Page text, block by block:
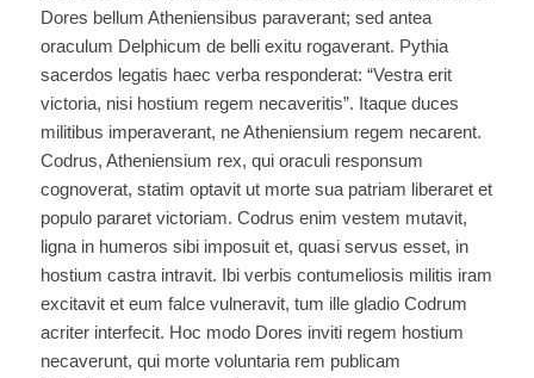
Dores bellum Atheniensibus paraverant; sed antea
oraculum Delphicum de belli exitu rogaverant. Pythia
sacerdos legatis haec verba responderat: “Vestra erit
victoria, nisi hostium regem necaveritis”. Itaque duces
militibus imperaverant, ne Atheniensium regem necarent.
Codrus, Atheniensium rex, qui oraculi responsum
cognoverat, statim optavit ut morte sua patriam liberaret et
populo pararet victoriam. Codrus enim vestem mutavit,
ligna in humeros sibi imposuit et, quasi servus esset, in
hostium castra intravit. Ibi verbis contumeliosis militis iram
excitavit et eum falce vulneravit, tum ille gladio Codrum
acriter interfecit. Hoc modo Dores inviti regem hostium
necaverunt, qui morte voluntaria rem publicam